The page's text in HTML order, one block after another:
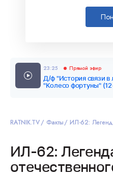
23:25 Прямой эфир
Д/ф "История связи
"Колесо фортуны"
RATNIK.TV Факты ИЛ-62:
ИЛ-62: